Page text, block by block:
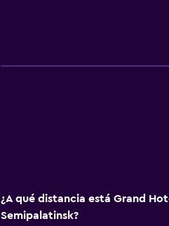
¿A qué distancia está Grand
Semipalatinsk?